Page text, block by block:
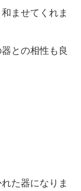
ませてくれま
との相性も良
た器になりま